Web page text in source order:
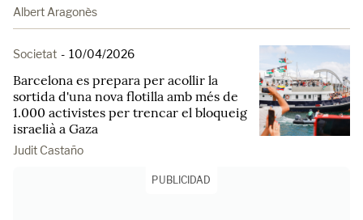
Albert Aragonès
Societat - 10/04/2026
Barcelona es prepara per acollir la
sortida d'una nova flotilla amb més de
1.000 activistes per trencar el bloqueig
israelià a Gaza
Judit Castaño
PUBLICIDAD